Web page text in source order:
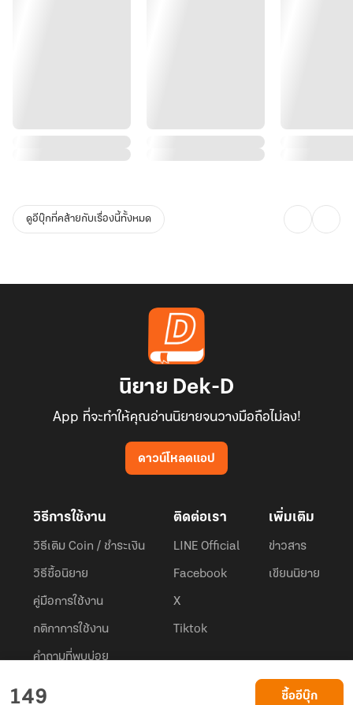
149 ซื้ออีบุ๊ก
ดูอีบุ๊กที่คล้ายกับเรื่องนี้ทั้งหมด
นิยาย Dek-D
App ที่จะทำให้คุณอ่านนิยายจนวางมือถือไม่ลง!
ดาวน์โหลดแอป
วิธีการใช้งาน
วิธีเติม Coin / ชำระเงิน
วิธีซื้อนิยาย
คู่มือการใช้งาน
กติกาการใช้งาน
คำถามที่พบบ่อย
ติดต่อเรา
LINE Official
Facebook
X
Tiktok
เพิ่มเติม
ข่าวสาร
เขียนนิยาย
Dek-D.com ใช้คุกกี้เพื่อพัฒนาประสบการณ์ของ ผู้ใช้ให้ดียิ่งขึ้น
ยอมรับ